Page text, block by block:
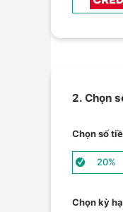
2. Chọn
Chọn số
20%
Chọn kỳ